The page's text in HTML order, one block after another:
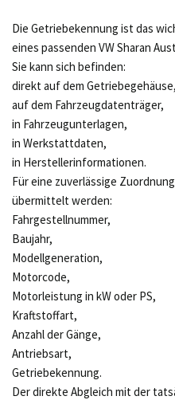
Die Getriebekennung ist das
eines passenden VW Sharan
Sie kann sich befinden:
direkt auf dem Getriebegehäuse,
auf dem Fahrzeugdatenträger,
in Fahrzeugunterlagen,
in Werkstattdaten,
in Herstellerinformationen.
Für eine zuverlässige
übermittelt werden:
Fahrgestellnummer,
Baujahr,
Modellgeneration,
Motorcode,
Motorleistung in kW oder PS,
Kraftstoffart,
Anzahl der Gänge,
Antriebsart,
Getriebekennung.
Der direkte Abgleich mit der